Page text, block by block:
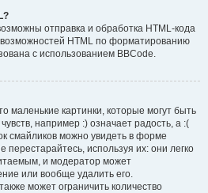
отправка и обработка HTML-кода
HTML по форматированию
с использованием BBCode.
маленькие картинки, которые могут быть
например :) означает радость, а :(
смайликов можно увидеть в форме
перестарайтесь, используя их: они легко
и модератор может
или вообще удалить его.
может ограничить количество